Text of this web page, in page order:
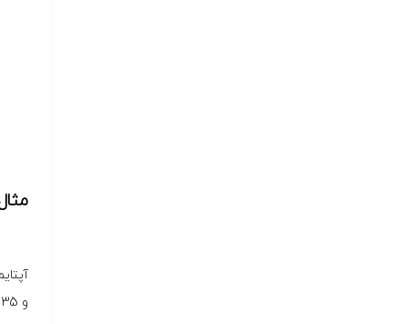
مثال:
و 35 ثانیه قطعی در سال است—رقمی که در صنعت هاستینگ به‌عنوان استاندارد حرفه‌ای شناخته می‌شود.